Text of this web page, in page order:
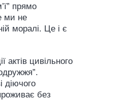
прямо
ми не
моралі. Це і є
актів цивільного
діючого
без